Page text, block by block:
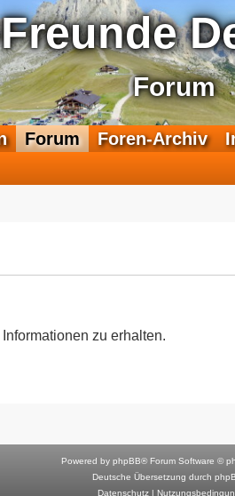
Forum
F
e
a
r
u
Forum Foren-Archiv
zu erhalten.
Powered by phpBB® Forum Software ©
Deutsche Übersetzung durch
Datenschutz|